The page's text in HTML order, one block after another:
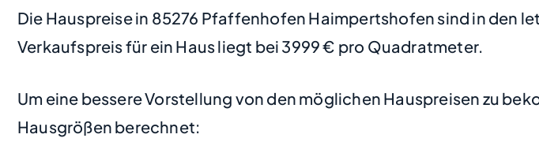
Die Hauspreise in 85276 Pfaffenhofen Haimpertshofen sind in den
Verkaufspreis für ein Haus liegt bei 3999 € pro Quadratmeter.
Um eine bessere Vorstellung von den möglichen Hauspreisen zu
Hausgrößen berechnet: